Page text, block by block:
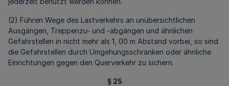
(2) Führen Wege des Lastverkehrs an unübersichtlichen
Ausgängen, Treppenzu- und -abgängen und ähnlichen
Gefahrstellen in nicht mehr als 1, 00 m Abstand vorbei, so sind
die Gefahrstellen durch Umgehungsschranken oder ähnliche
Einrichtungen gegen den Querverkehr zu sichern.
§ 25